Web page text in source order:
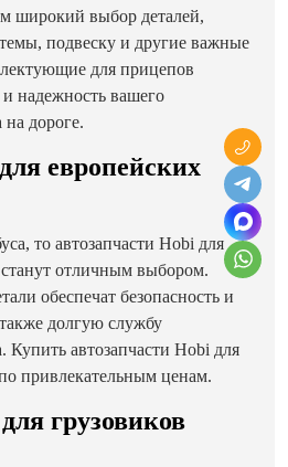
широкий выбор деталей,
подвеску и другие важные
для прицепов
и надежность вашего
на дороге.
европейских
то автозапчасти Hobi для
отличным выбором.
обеспечат безопасность и
долгую службу
Купить автозапчасти Hobi для
привлекательным ценам.
грузовиков